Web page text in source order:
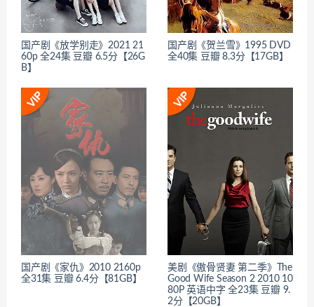
国产剧《放学别走》2021 21
60p 全24集 豆瓣 6.5分【26G
B】
国产剧《贺兰雪》1995 DVD
全40集 豆瓣 8.3分【17GB】
国产剧《家仇》2010 2160p
全31集 豆瓣 6.4分【81GB】
美剧《傲骨贤妻 第二季》The
Good Wife Season 2 2010 10
80P 英语中字 全23集 豆瓣 9.
2分【20GB】